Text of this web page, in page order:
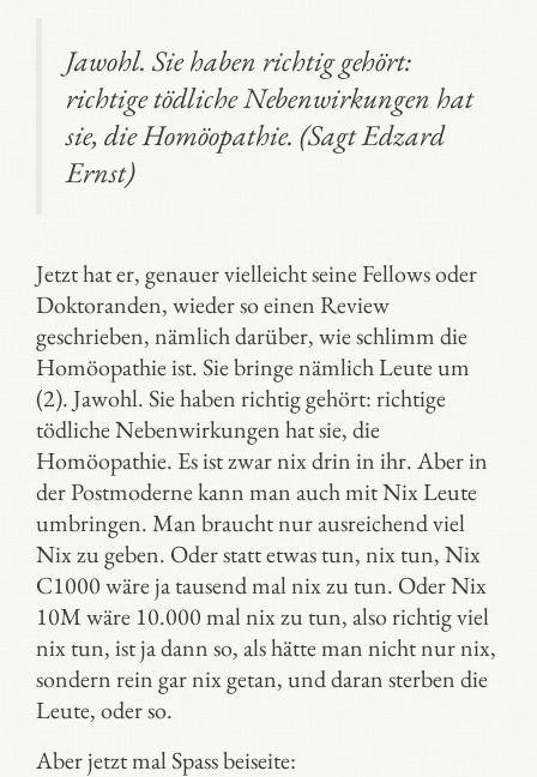
Jawohl. Sie haben richtig gehört:
richtige tödliche Nebenwirkungen hat
sie, die Homöopathie. (Sagt Edzard
Ernst)
Jetzt hat er, genauer vielleicht seine Fellows oder
Doktoranden, wieder so einen Review
geschrieben, nämlich darüber, wie schlimm die
Homöopathie ist. Sie bringe nämlich Leute um
(2). Jawohl. Sie haben richtig gehört: richtige
tödliche Nebenwirkungen hat sie, die
Homöopathie. Es ist zwar nix drin in ihr. Aber in
der Postmoderne kann man auch mit Nix Leute
umbringen. Man braucht nur ausreichend viel
Nix zu geben. Oder statt etwas tun, nix tun, Nix
C1000 wäre ja tausend mal nix zu tun. Oder Nix
10M wäre 10.000 mal nix zu tun, also richtig viel
nix tun, ist ja dann so, als hätte man nicht nur nix,
sondern rein gar nix getan, und daran sterben die
Leute, oder so.
Aber jetzt mal Spass beiseite: